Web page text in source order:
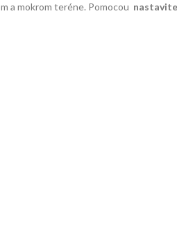
a mokrom teréne. Pomocou